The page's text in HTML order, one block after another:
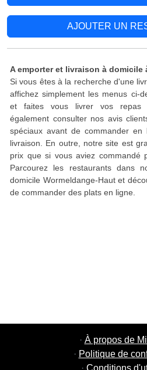
AJOUTER UN
A emporter et livraison à domicile
Si vous êtes à la recherche d'une
affichez simplement les menus ci-
et faites vous livrer vos repas
également consulter nos avis
spéciaux avant de commander
livraison. En outre, notre site est
prix que si vous aviez commandé
Parcourez les restaurants dans
domicile Wormeldange-Haut et
de commander des plats en ligne.
· À propos de
· Politique de
· Conditions